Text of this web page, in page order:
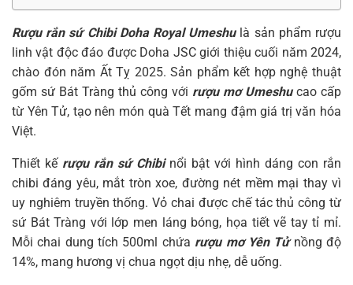
Rượu rắn sứ Chibi Doha Royal Umeshulà sản phẩm rượu
linh vật độc đáo được Doha JSC giới thiệu cuối năm 2024,
chào đón năm Ất Tỵ 2025. Sản phẩm kết hợp nghệ thuật
gốm sứ Bát Tràng thủ công với rượu mơ Umeshucao cấp
từ Yên Tử, tạo nên món quà Tết mang đậm giá trị văn hóa
Việt.
Thiết kế rượu rắn sứ Chibinổi bật với hình dáng con rắn
chibi đáng yêu, mắt tròn xoe, đường nét mềm mại thay vì
uy nghiêm truyền thống. Vỏ chai được chế tác thủ công từ
sứ Bát Tràng với lớp men láng bóng, họa tiết vẽ tay tỉ mỉ.
Mỗi chai dung tích 500ml chứa rượu mơ Yên Tửnồng độ
14%, mang hương vị chua ngọt dịu nhẹ, dễ uống.